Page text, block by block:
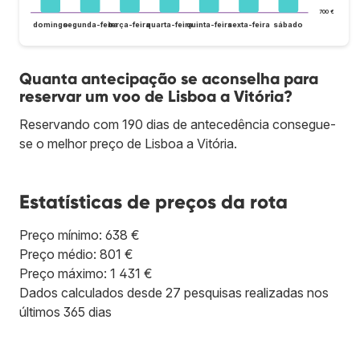
700 €
domingosegunda-feiraterça-feiraquarta-feiraquinta-feirasexta-feira sábado
Quanta antecipação se aconselha para
reservar um voo de Lisboa a Vitória?
Reservando com 190 dias de antecedência consegue-
se o melhor preço de Lisboa a Vitória.
Estatísticas de preços da rota
Preço mínimo: 638 €
Preço médio: 801 €
Preço máximo: 1 431 €
Dados calculados desde 27 pesquisas realizadas nos
últimos 365 dias